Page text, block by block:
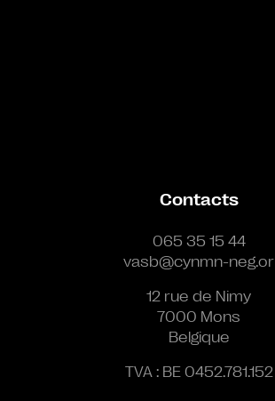
Contacts
065 35 15 44
vasb@cynmn-neg.or
12 rue de Nimy
7000 Mons
Belgique
TVA : BE 0452.781.152